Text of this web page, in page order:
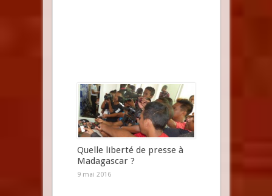
Quelle liberté de presse à
Madagascar ?
9 mai 2016